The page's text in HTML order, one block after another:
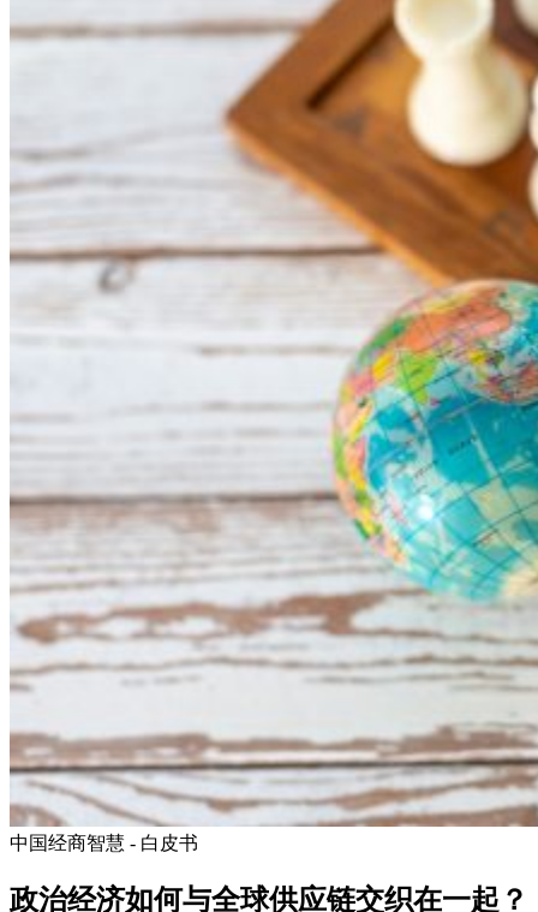
中国经商智慧 - 白皮书
政治经济如何与全球供应链交织在一起？